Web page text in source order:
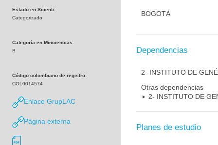
Estado en Scienti:
Categorizado
Categoría en Minciencias:
B
Código colombiano de registro:
COL0014574
Enlace GrupLAC
Página externa
BOGOTÁ
Dependencias
2- INSTITUTO DE
Otras dependencias
2- INSTITUTO DE
Planes de estudio